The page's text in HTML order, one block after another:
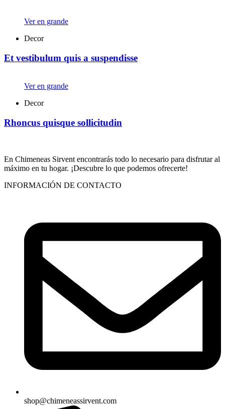
Ver en grande
Decor
Et vestibulum quis a suspendisse
Ver en grande
Decor
Rhoncus quisque sollicitudin
En Chimeneas Sirvent encontrarás todo lo necesario para disfrutar al
máximo en tu hogar. ¡Descubre lo que podemos ofrecerte!
INFORMACIÓN DE CONTACTO
shop@chimeneassirvent.com